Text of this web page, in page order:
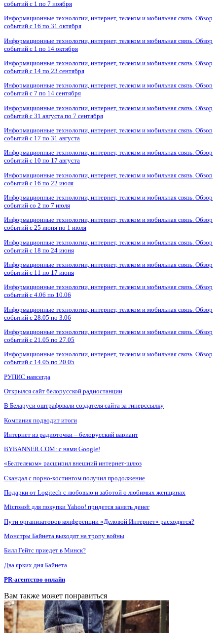
событий с 1 по 7 ноября
Информационные технологии, интернет, телеком и мобильная связь. Обзор
событий с 16 по 31 октября
Информационные технологии, интернет, телеком и мобильная связь. Обзор
событий с 1 по 14 октября
Информационные технологии, интернет, телеком и мобильная связь. Обзор
событий с 14 по 23 сентября
Информационные технологии, интернет, телеком и мобильная связь. Обзор
событий с 7 по 14 сентября
Информационные технологии, интернет, телеком и мобильная связь. Обзор
событий с 31 августа по 7 сентября
Информационные технологии, интернет, телеком и мобильная связь. Обзор
событий с 17 по 31 августа
Информационные технологии, интернет, телеком и мобильная связь. Обзор
событий с 10 по 17 августа
Информационные технологии, интернет, телеком и мобильная связь. Обзор
событий с 16 по 22 июля
Информационные технологии, интернет, телеком и мобильная связь. Обзор
событий со 2 по 7 июля
Информационные технологии, интернет, телеком и мобильная связь. Обзор
событий с 25 июня по 1 июля
Информационные технологии, интернет, телеком и мобильная связь. Обзор
событий с 18 по 24 июня
Информационные технологии, интернет, телеком и мобильная связь. Обзор
событий с 11 по 17 июня
Информационные технологии, интернет, телеком и мобильная связь. Обзор
событий с 4.06 по 10.06
Информационные технологии, интернет, телеком и мобильная связь. Обзор
событий с 28.05 по 3.06
Информационные технологии, интернет, телеком и мобильная связь. Обзор
событий с 21.05 по 27.05
Информационные технологии, интернет, телеком и мобильная связь. Обзор
событий с 14.05 по 20.05
РУПИС навсегда
Открылся сайт белорусской радиостанции
В Беларуси оштрафовали создателя сайта за гиперссылку
Компания подводит итоги
Интернет из радиоточки – белорусский вариант
BYBANNER.COM: c нами Google!
«Белтелеком» расширил внешний интернет-шлюз
Скандал с порно-хостингом получил продолжение
Подарки от Logitech с любовью и заботой о любимых женщинах
Microsoft для покупки Yahoo! придется занять денег
Пути организаторов конференции «Деловой Интернет» расходятся?
Монстры Байнета выходят на тропу войны
Билл Гейтс приедет в Минск?
Два ярких дня Байнета
PR-агентство онлайн
Вам также может понравиться